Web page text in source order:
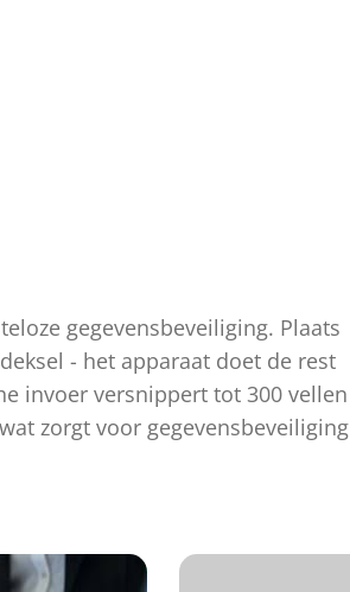
gegevensbeveiliging. Plaats
- het apparaat doet de rest
invoer versnippert tot 300 vellen
zorgt voor gegevensbeveiliging